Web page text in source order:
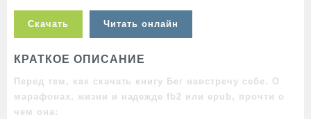
Скачать Читать онлайн
КРАТКОЕ ОПИСАНИЕ
Перед тем, как скачать книгу Бег навстречу себе. О
марафонах, жизни и надежде fb2 или epub, прочти о
чем она: